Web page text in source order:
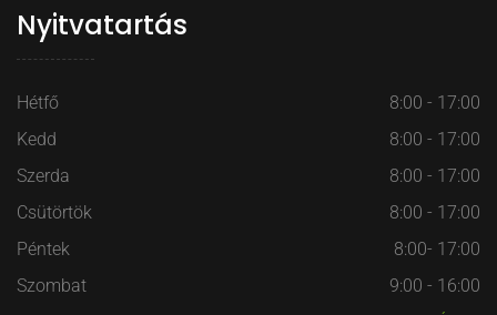
Nyitvatartás
Hétfő
8:00 - 17:00
Kedd
8:00 - 17:00
Szerda
8:00 - 17:00
Csütörtök
8:00 - 17:00
Péntek
8:00- 17:00
Szombat
9:00 - 16:00